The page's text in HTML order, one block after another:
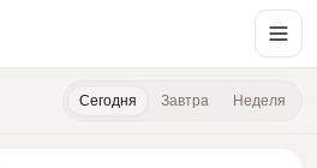
Сегодня Завтра Неделя